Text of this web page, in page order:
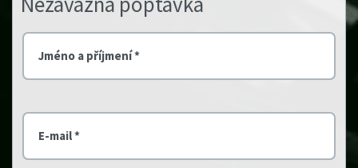
Jméno a příjmení *
E-mail *